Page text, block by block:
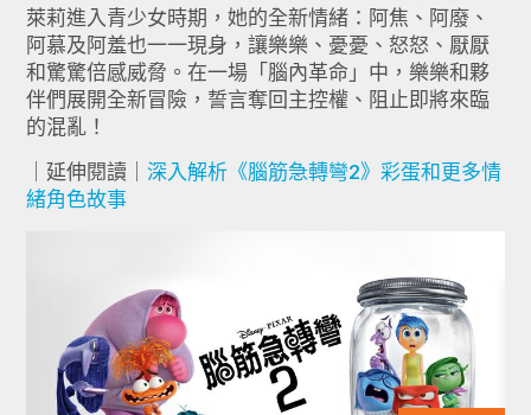
萊莉進入青少女時期，她的全新情緒：阿焦、阿廢、
阿慕及阿羞也一一現身，讓樂樂、憂憂、怒怒、厭厭
和驚驚倍感威脅。在一場「腦內革命」中，樂樂和夥
伴們展開全新冒險，誓言奪回主控權、阻止即將來臨
的混亂！
｜延伸閱讀｜ 深入解析《腦筋急轉彎2》彩蛋和更多情
緒角色故事